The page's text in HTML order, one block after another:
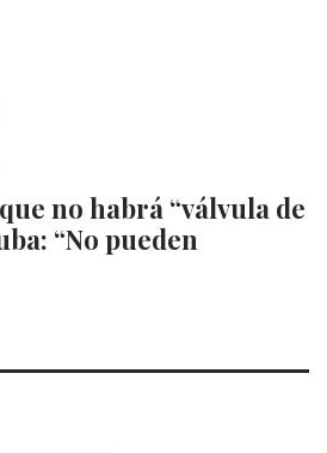
no habrá “válvula de
“No pueden